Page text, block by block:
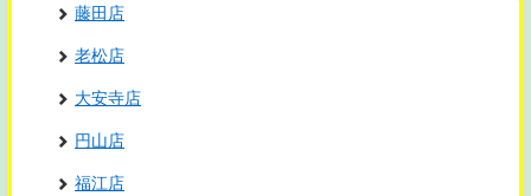
藤田店
老松店
大安寺店
円山店
福江店